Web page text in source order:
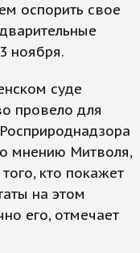
оспорить свое
ноября.
суде
провело для
мнению Митволя,
кто покажет
на этом
его, отмечает